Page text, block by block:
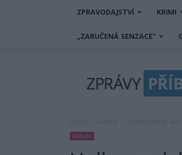
ZPRAVODAJSTVÍ KRIMI
„ZARUČENÁ SENZACE“
Příbram
Kultura